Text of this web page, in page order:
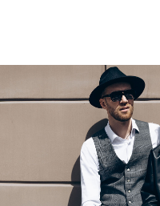
по выбору
для стильного образа